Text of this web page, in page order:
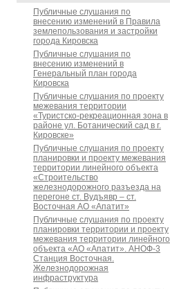
Публичные слушания по
внесению изменений в Правила
землепользования и застройки
города Кировска
Публичные слушания по
внесению изменений в
Генеральный план города
Кировска
Публичные слушания по проекту
межевания территории
«Туристско-рекреационная зона в
районе ул. Ботанический сад в г.
Кировске»
Публичные слушания по проекту
планировки и проекту межевания
территории линейного объекта
«Строительство
железнодорожного разъезда на
перегоне ст. Вудъявр – ст.
Восточная АО «Апатит»
Публичные слушания по проекту
планировки территории и проекту
межевания территории линейного
объекта «АО «Апатит». АНОФ-3
Станция Восточная.
Железнодорожная
инфраструктура